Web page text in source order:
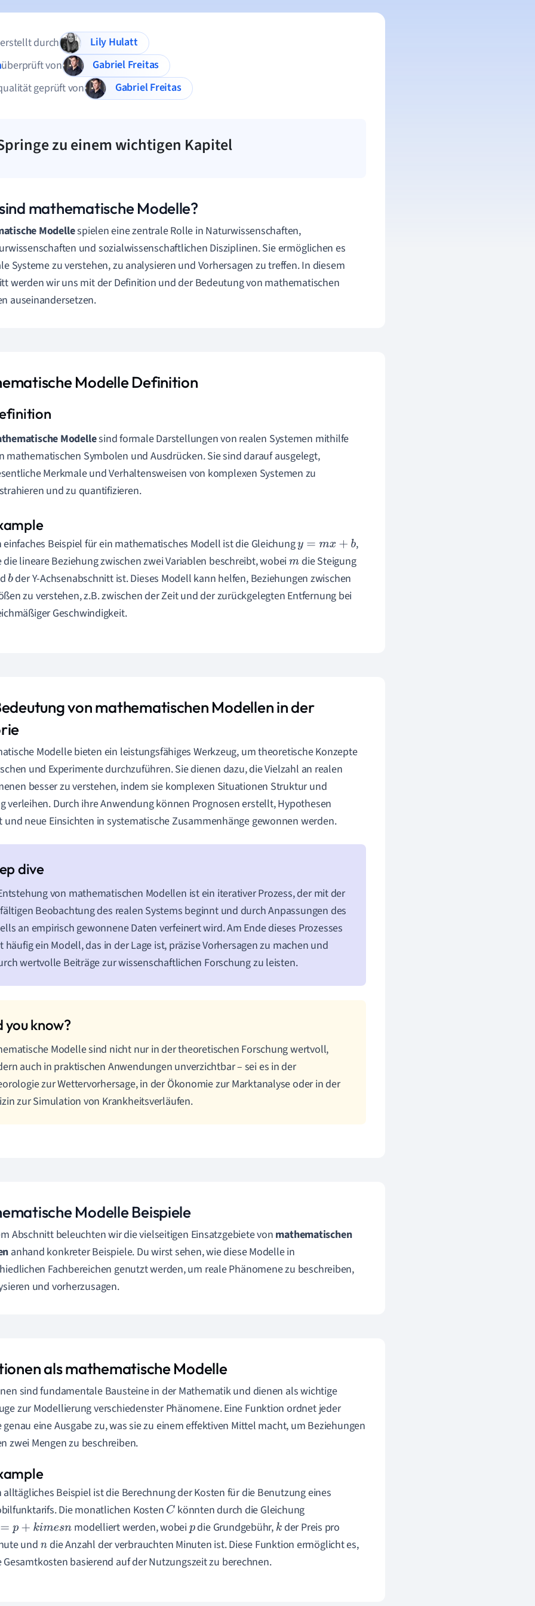
durch
Lily Hulatt
überprüft von
Gabriel Freitas
geprüft von
Gabriel Freitas
zu einem wichtigen Kapitel
mathematische Modelle?
Modellespielen eine zentrale Rolle in Naturwissenschaften,
und sozialwissenschaftlichen Disziplinen. Sie ermöglichen es
Systeme zu verstehen, zu analysieren und Vorhersagen zu treffen. In diesem
werden wir uns mit der Definition und der Bedeutung von mathematischen
auseinandersetzen.
Modelle Definition
Modellesind formale Darstellungen von realen Systemen mithilfe
mathematischen Symbolen und Ausdrücken. Sie sind darauf ausgelegt,
Merkmale und Verhaltensweisen von komplexen Systemen zu
und zu quantifizieren.
einfaches Beispiel für ein mathematisches Modell ist die Gleichungy=m x+b
,
die lineare Beziehung zwischen zwei Variablen beschreibt, wobeim die Steigung
bder Y-Achsenabschnitt ist. Dieses Modell kann helfen, Beziehungen zwischen
zu verstehen, z.B. zwischen der Zeit und der zurückgelegten Entfernung bei
Geschwindigkeit.
von mathematischen Modellen in der
Modelle bieten ein leistungsfähiges Werkzeug, um theoretische Konzepte
und Experimente durchzuführen. Sie dienen dazu, die Vielzahl an realen
besser zu verstehen, indem sie komplexen Situationen Struktur und
verleihen. Durch ihre Anwendung können Prognosen erstellt, Hypothesen
und neue Einsichten in systematische Zusammenhänge gewonnen werden.
von mathematischen Modellen ist ein iterativer Prozess, der mit der
Beobachtung des realen Systems beginnt und durch Anpassungen des
an empirisch gewonnene Daten verfeinert wird. Am Ende dieses Prozesses
häufig ein Modell, das in der Lage ist, präzise Vorhersagen zu machen und
wertvolle Beiträge zur wissenschaftlichen Forschung zu leisten.
Modelle sind nicht nur in der theoretischen Forschung wertvoll,
auch in praktischen Anwendungen unverzichtbar – sei es in der
zur Wettervorhersage, in der Ökonomie zur Marktanalyse oder in der
zur Simulation von Krankheitsverläufen.
Modelle Beispiele
Abschnitt beleuchten wir die vielseitigen Einsatzgebiete von mathematischen
anhand konkreter Beispiele. Du wirst sehen, wie diese Modelle in
Fachbereichen genutzt werden, um reale Phänomene zu beschreiben,
und vorherzusagen.
als mathematische Modelle
sind fundamentale Bausteine in der Mathematik und dienen als wichtige
zur Modellierung verschiedenster Phänomene. Eine Funktion ordnet jeder
genau eine Ausgabe zu, was sie zu einem effektiven Mittel macht, um Beziehungen
zwei Mengen zu beschreiben.
alltägliches Beispiel ist die Berechnung der Kosten für die Benutzung eines
Die monatlichen Kosten C könnten durch die Gleichung
+ kime sn modelliert werden, wobeipdie Grundgebühr, k der Preis pro
und n die Anzahl der verbrauchten Minuten ist. Diese Funktion ermöglicht es,
Gesamtkosten basierend auf der Nutzungszeit zu berechnen.